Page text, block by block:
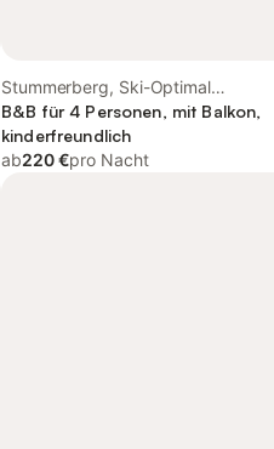
Stummerberg, Ski-Optimal
Hochzillertal
B&B für 4 Personen, mit Balkon,
kinderfreundlich
ab220 €pro Nacht